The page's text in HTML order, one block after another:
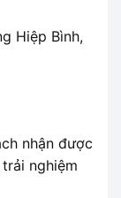
Hiệp Bình,
nhận được
nghiệm